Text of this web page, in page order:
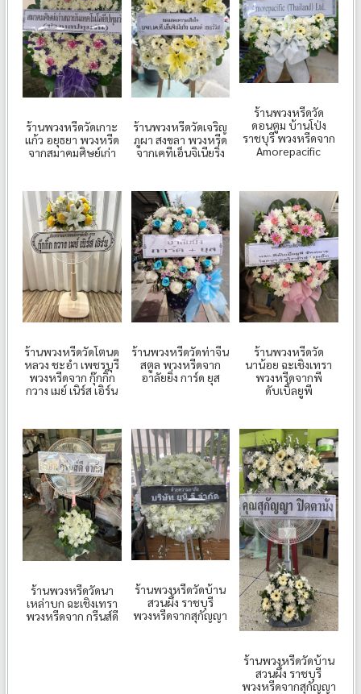
ร้านพวงหรีดวัดเกาะ
แก้ว อยุธยา พวงหรีด
จากสมาคมศิษย์เก่า
ร้านพวงหรีดวัดเจริญ
ภูผา สงขลา พวงหรีด
จากเคทีเอ็นจิเนียริ่ง
ร้านพวงหรีดวัด
ดอนตูม บ้านโป่ง
ราชบุรี พวงหรีดจาก
Amorepacific
ร้านพวงหรีดวัดโตนด
หลวง ชะอำ เพชรบุรี
พวงหรีดจาก กุ๊กกิ๊ก
กวาง เมย์ เนิร์ส เอิร์น
ร้านพวงหรีดวัดท่าจีน
สตูล พวงหรีดจาก
อาลัยยิ่ง การ์ด ยุส
ร้านพวงหรีดวัด
นาน้อย ฉะเชิงเทรา
พวงหรีดจากพี
ดับเบิ้ลยูพี
ร้านพวงหรีดวัดนา
เหล่าบก ฉะเชิงเทรา
พวงหรีดจาก กรีนส์ดี
ร้านพวงหรีดวัดบ้าน
สวนผึ้ง ราชบุรี
พวงหรีดจากสุกัญญา
ร้านพวงหรีดวัดบ้าน
สวนผึ้ง ราชบุรี
พวงหรีดจากสุกัญญา